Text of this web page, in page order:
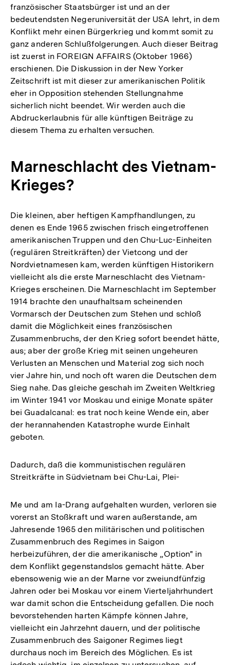
französischer Staatsbürger ist und an der
bedeutendsten Negeruniversität der USA lehrt, in dem
Konflikt mehr einen Bürgerkrieg und kommt somit zu
ganz anderen Schlußfolgerungen. Auch dieser Beitrag
ist zuerst in FOREIGN AFFAIRS (Oktober 1966)
erschienen. Die Diskussion in der New Yorker
Zeitschrift ist mit dieser zur amerikanischen Politik
eher in Opposition stehenden Stellungnahme
sicherlich nicht beendet. Wir werden auch die
Abdruckerlaubnis für alle künftigen Beiträge zu
diesem Thema zu erhalten versuchen.
Marneschlacht des Vietnam-
Krieges?
Die kleinen, aber heftigen Kampfhandlungen, zu
denen es Ende 1965 zwischen frisch eingetroffenen
amerikanischen Truppen und den Chu-Luc-Einheiten
(regulären Streitkräften) der Vietcong und der
Nordvietnamesen kam, werden künftigen Historikern
vielleicht als die erste Marneschlacht des Vietnam-
Krieges erscheinen. Die Marneschlacht im September
1914 brachte den unaufhaltsam scheinenden
Vormarsch der Deutschen zum Stehen und schloß
damit die Möglichkeit eines französischen
Zusammenbruchs, der den Krieg sofort beendet hätte,
aus; aber der große Krieg mit seinen ungeheuren
Verlusten an Menschen und Material zog sich noch
vier Jahre hin, und noch oft waren die Deutschen dem
Sieg nahe. Das gleiche geschah im Zweiten Weltkrieg
im Winter 1941 vor Moskau und einige Monate später
bei Guadalcanal: es trat noch keine Wende ein, aber
der herannahenden Katastrophe wurde Einhalt
geboten.
Dadurch, daß die kommunistischen regulären
Streitkräfte in Südvietnam bei Chu-Lai, Plei-
Me und am Ia-Drang aufgehalten wurden, verloren sie
vorerst an Stoßkraft und waren außerstande, am
Jahresende 1965 den militärischen und politischen
Zusammenbruch des Regimes in Saigon
herbeizuführen, der die amerikanische „Option" in
dem Konflikt gegenstandslos gemacht hätte. Aber
ebensowenig wie an der Marne vor zweiundfünfzig
Jahren oder bei Moskau vor einem Vierteljahrhundert
war damit schon die Entscheidung gefallen. Die noch
bevorstehenden harten Kämpfe können Jahre,
vielleicht ein Jahrzehnt dauern, und der politische
Zusammenbruch des Saigoner Regimes liegt
durchaus noch im Bereich des Möglichen. Es ist